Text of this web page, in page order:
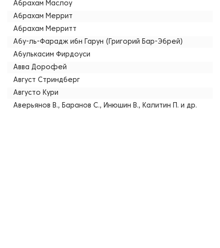
Абрахам Маслоу
Абрахам Меррит
Абрахам Мерритт
Абу-ль-Фарадж ибн Гарун (Григорий Бар-Эбрей)
Абулькасим Фирдоуси
Авва Дорофей
Август Стриндберг
Августо Кури
Аверьянов В., Баранов С., Инюшин В., Калитин П. и др.